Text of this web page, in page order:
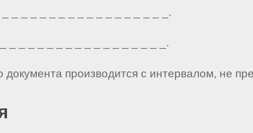
_ _ _ _ _ _ _ _ _ _ _ _ _ _ _ _ _.
_ _ _ _ _ _ _ _ _ _ _ _ _ _ _ _ _.
документа производится с интервалом, не